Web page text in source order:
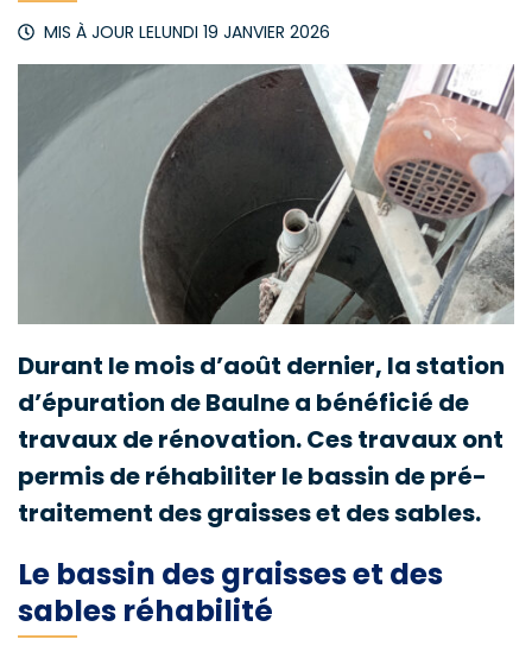
MIS À JOUR LELUNDI 19 JANVIER 2026
Durant le mois d’août dernier, la station
d’épuration de Baulne a bénéficié de
travaux de rénovation. Ces travaux ont
permis de réhabiliter le bassin de pré-
traitement des graisses et des sables.
Le bassin des graisses et des
sables réhabilité